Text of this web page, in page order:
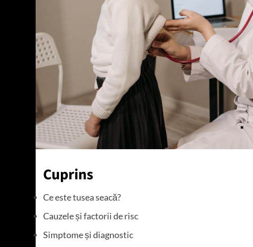
Cuprins
Ce este tusea seacă?
Cauzele și factorii de risc
Simptome și diagnostic